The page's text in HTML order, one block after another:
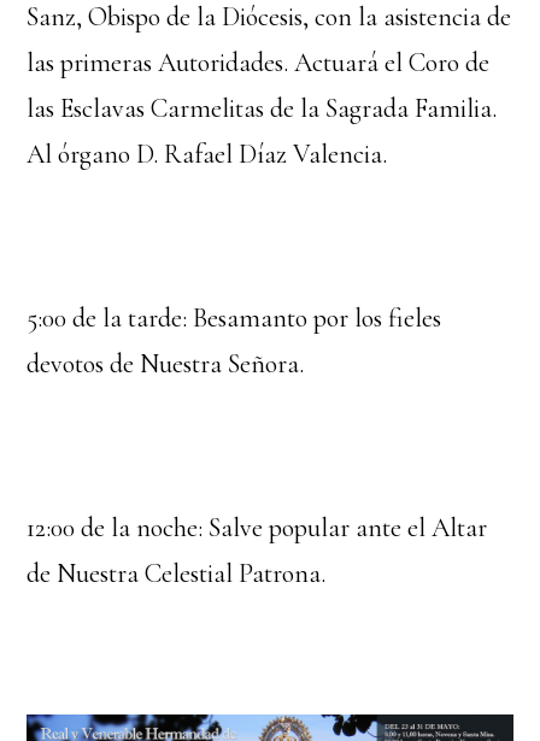
Sanz, Obispo de la Diócesis, con la asistencia de
las primeras Autoridades. Actuará el Coro de
las Esclavas Carmelitas de la Sagrada Familia.
Al órgano D. Rafael Díaz Valencia.
5:00 de la tarde: Besamanto por los fieles
devotos de Nuestra Señora.
12:00 de la noche: Salve popular ante el Altar
de Nuestra Celestial Patrona.